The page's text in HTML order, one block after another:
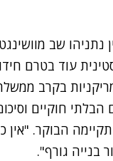
שב
עוד בטרם
בקרב
הבלתי חוקיים
הבוקר. "אין
בנייה גורף".